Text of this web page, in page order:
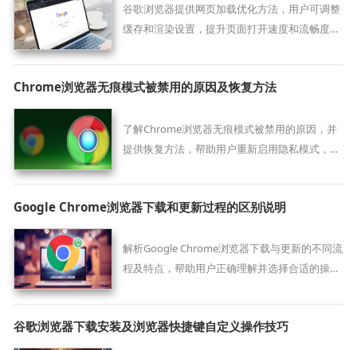
谷歌浏览器提供网页加载优化方法，用户可调整
缓存和渲染设置，提升页面打开速度和流畅度，
Chrome浏览器无痕模式被禁用的原因及恢复方法
了解Chrome浏览器无痕模式被禁用的原因，并
提供恢复方法，帮助用户重新启用隐私模式，保
Google Chrome浏览器下载和更新过程的区别说明
解析Google Chrome浏览器下载与更新的不同流
程及特点，帮助用户正确理解并选择合适的操
谷歌浏览器下载安装及浏览器快捷键自定义操作技巧